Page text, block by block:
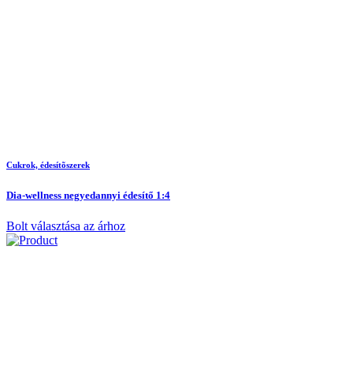
Cukrok, édesítõszerek
Dia-wellness negyedannyi édesítő 1:4
Bolt választása az árhoz